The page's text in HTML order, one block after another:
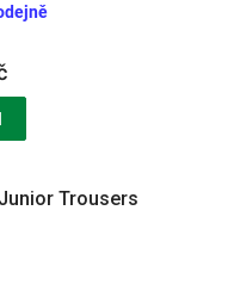
Trousers